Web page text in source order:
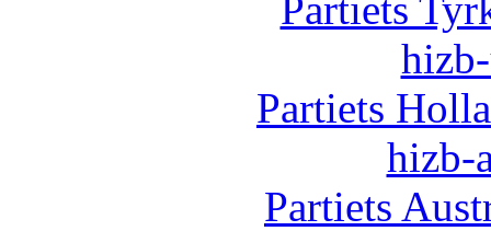
Partiets
hizb-
Partiets